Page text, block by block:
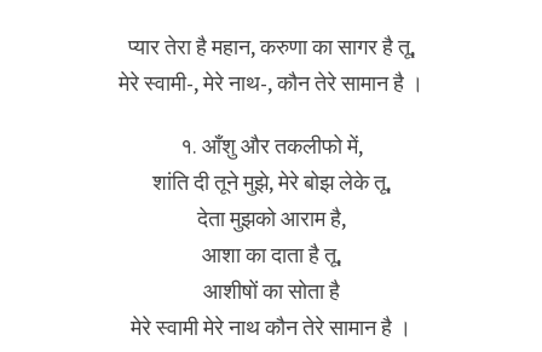
प्यार तेरा है महान, करुणा का सागर है तू,
मेरे स्वामी-, मेरे नाथ-, कौन तेरे सामान है ।
१. आँशु और तकलीफो में,
शांति दी तूने मुझे, मेरे बोझ लेके तू,
देता मुझको आराम है,
आशा का दाता है तू,
आशीषों का सोता है
मेरे स्वामी मेरे नाथ कौन तेरे सामान है ।